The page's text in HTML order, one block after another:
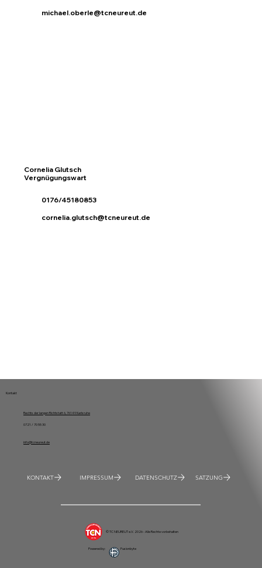
michael.oberle@tcneureut.de
Cornelia Glutsch
Vergnügungswart
0176/45180853
cornelia.glutsch@tcneureut.de
Kontakt
Rechts der langen Richtstatt 6, 76149 Karlsruhe
0721 / 70 55 30
info@tcneureut.de
KONTAKT IMPRESSUM DATENSCHUTZ SATZUNG
© TC NEUREUT e.V. 2026 - Alle Rechte vorbehalten
Powered by: Fusionbyte